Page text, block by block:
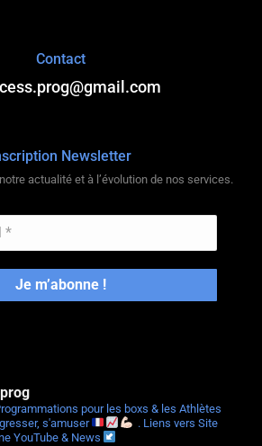
Contact
Newsletter
actualité et à l’évolution de nos services.
pour les boxs & les Athlètes
s'amuser
. Liens vers Site
YouTube & News